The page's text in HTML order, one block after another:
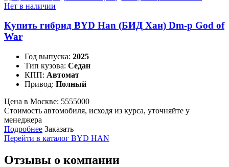
Нет в наличии
Купить гибрид BYD Han (БИД Хан) Dm-p God of
War
Год выпуска: 2025
Тип кузова: Седан
КПП: Автомат
Привод: Полный
Цена в Москве: 5555000
Стоимость автомобиля, исходя из курса, уточняйте у
менеджера
Подробнее Заказать
Перейти в каталог BYD HAN
Отзывы о компании